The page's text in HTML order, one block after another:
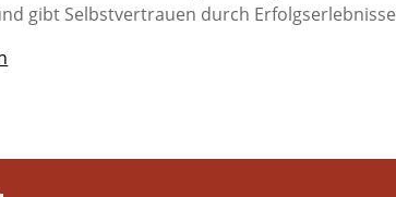
gibt Selbstvertrauen durch